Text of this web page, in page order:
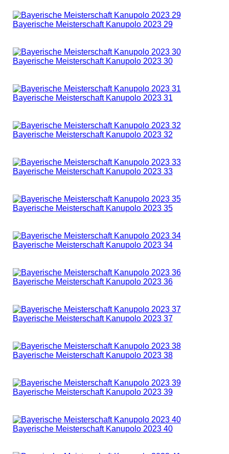
Bayerische Meisterschaft Kanupolo 2023 29
Bayerische Meisterschaft Kanupolo 2023 30
Bayerische Meisterschaft Kanupolo 2023 31
Bayerische Meisterschaft Kanupolo 2023 32
Bayerische Meisterschaft Kanupolo 2023 33
Bayerische Meisterschaft Kanupolo 2023 35
Bayerische Meisterschaft Kanupolo 2023 34
Bayerische Meisterschaft Kanupolo 2023 36
Bayerische Meisterschaft Kanupolo 2023 37
Bayerische Meisterschaft Kanupolo 2023 38
Bayerische Meisterschaft Kanupolo 2023 39
Bayerische Meisterschaft Kanupolo 2023 40